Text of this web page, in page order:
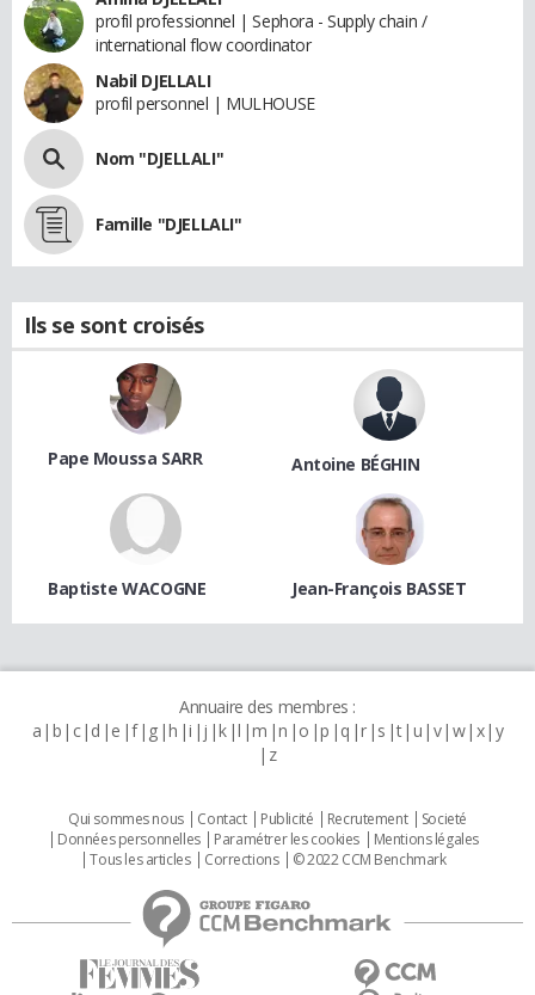
profil professionnel | Sephora - Supply chain /
international flow coordinator
Nabil DJELLALI
profil personnel | MULHOUSE
Nom "DJELLALI"
Famille "DJELLALI"
Ils se sont croisés
Pape Moussa SARR Antoine BÉGHIN
Baptiste WACOGNE Jean-François BASSET
Annuaire des membres :
a b c d e f g h i j k l m n o p q r s t u v w x y
z
Qui sommes nous Contact Publicité Recrutement
Societé
Données personnelles
Paramétrer les cookies
Mentions légales
Tous les articles
Corrections © 2022 CCM Benchmark